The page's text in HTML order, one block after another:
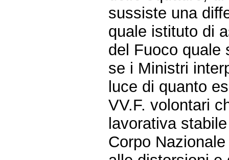
sussiste una
quale istituto di
del Fuoco quale
se i Ministri
luce di quanto
VV.F. volontari
lavorativa
Corpo